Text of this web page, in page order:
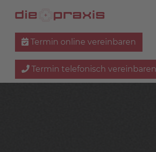
Termin online vereinbaren
Termin telefonisch vereinbaren